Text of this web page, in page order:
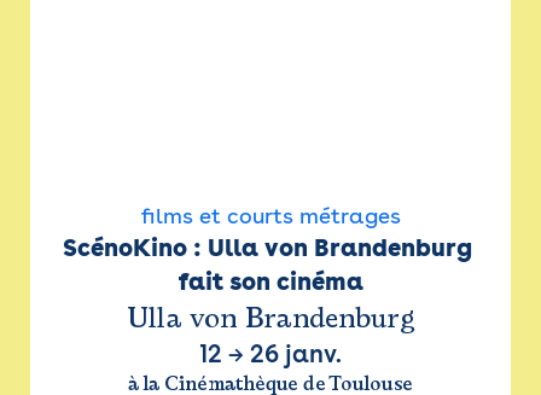
films et courts métrages
ScénoKino : Ulla von Brandenburg
fait son cinéma
Ulla von Brandenburg
12 → 26 janv.
à la Cinémathèque de Toulouse